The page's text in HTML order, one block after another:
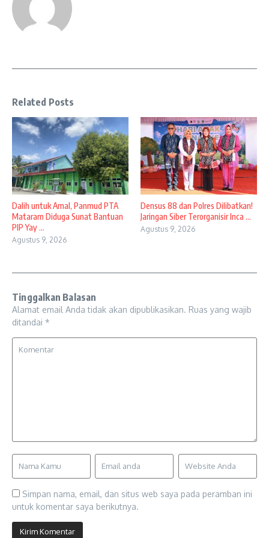
Related Posts
Dalih untuk Amal, Panmud PTA
Mataram Diduga Sunat Bantuan
PIP Yay ...
Agustus 9, 2026
Densus 88 dan Polres Dilibatkan!
Jaringan Siber Terorganisir Inca ...
Agustus 9, 2026
Tinggalkan Balasan
Alamat email Anda tidak akan dipublikasikan. Ruas yang wajib
ditandai *
Simpan nama, email, dan situs web saya pada peramban ini
untuk komentar saya berikutnya.